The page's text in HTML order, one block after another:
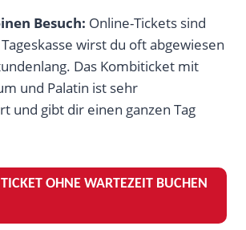
Besuch: Online-Tickets sind
wirst du oft abgewiesen
Das Kombiticket mit
und Palatin ist sehr
und gibt dir einen ganzen Tag
OHNE WARTEZEIT BUCHEN